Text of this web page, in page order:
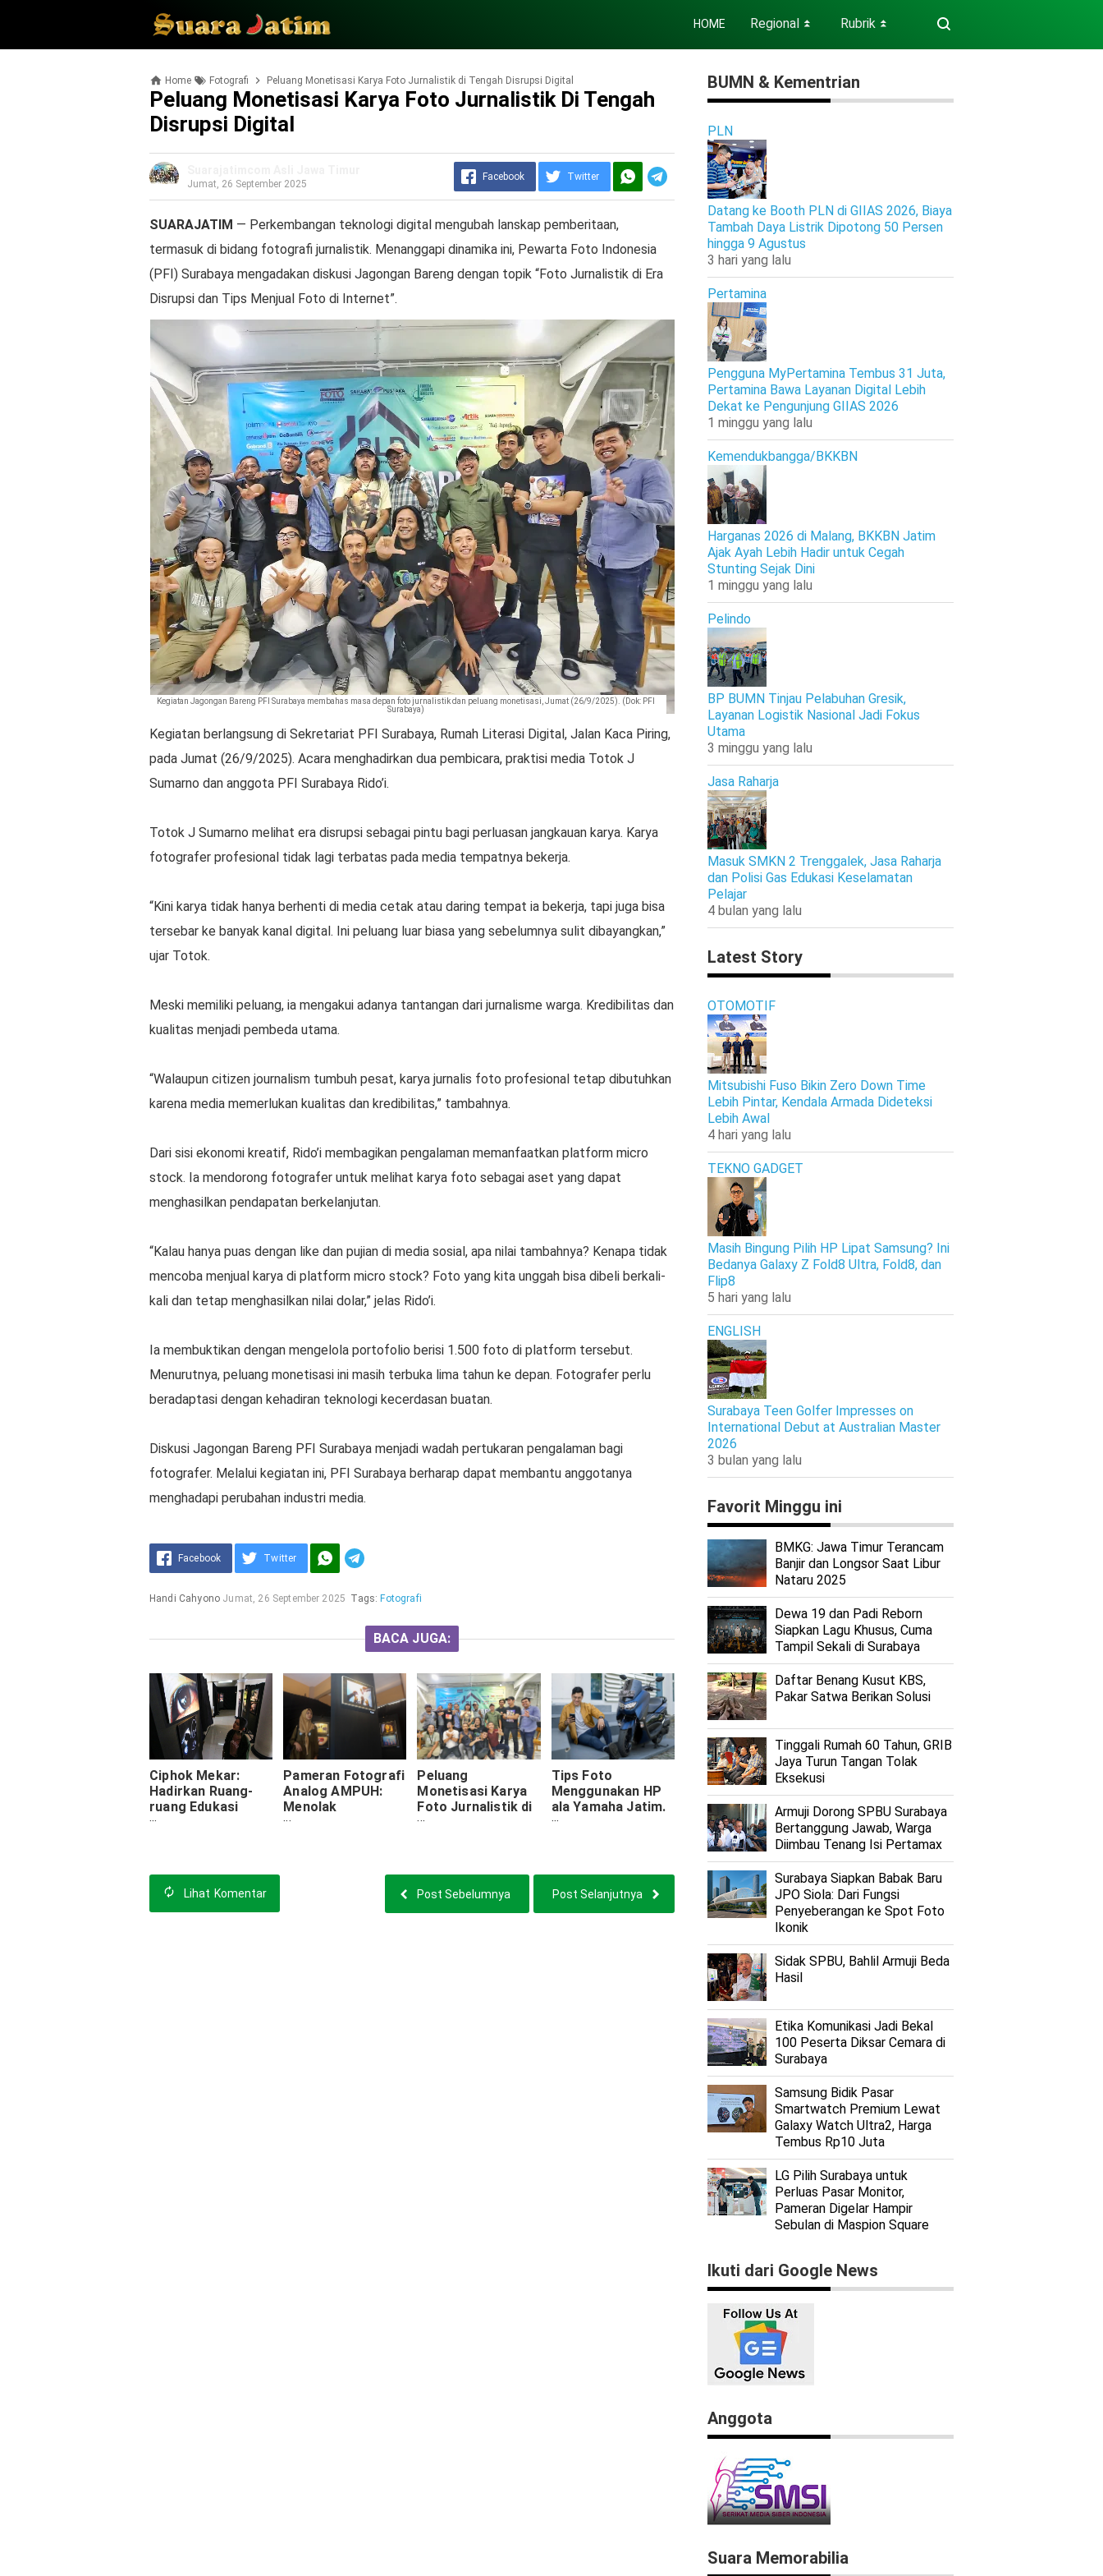
HOME Regional ⏬ Rubrik ⏬
Home Fotografi Peluang Monetisasi Karya Foto Jurnalistik di Tengah Disrupsi Digital
Peluang Monetisasi Karya Foto Jurnalistik Di Tengah
Disrupsi Digital
Jumat, 26 September 2025
Facebook Twitter
SUARAJATIM — Perkembangan teknologi digital mengubah lanskap pemberitaan,
termasuk di bidang fotografi jurnalistik. Menanggapi dinamika ini, Pewarta Foto Indonesia
(PFI) Surabaya mengadakan diskusi Jagongan Bareng dengan topik “Foto Jurnalistik di Era
Disrupsi dan Tips Menjual Foto di Internet”.
Kegiatan Jagongan Bareng PFI Surabaya membahas masa depan foto jurnalistik dan peluang monetisasi, Jumat (26/9/2025). (Dok: PFI
Surabaya)
Kegiatan berlangsung di Sekretariat PFI Surabaya, Rumah Literasi Digital, Jalan Kaca Piring,
pada Jumat (26/9/2025). Acara menghadirkan dua pembicara, praktisi media Totok J
Sumarno dan anggota PFI Surabaya Rido’i.
Totok J Sumarno melihat era disrupsi sebagai pintu bagi perluasan jangkauan karya. Karya
fotografer profesional tidak lagi terbatas pada media tempatnya bekerja.
“Kini karya tidak hanya berhenti di media cetak atau daring tempat ia bekerja, tapi juga bisa
tersebar ke banyak kanal digital. Ini peluang luar biasa yang sebelumnya sulit dibayangkan,”
ujar Totok.
Meski memiliki peluang, ia mengakui adanya tantangan dari jurnalisme warga. Kredibilitas dan
kualitas menjadi pembeda utama.
“Walaupun citizen journalism tumbuh pesat, karya jurnalis foto profesional tetap dibutuhkan
karena media memerlukan kualitas dan kredibilitas,” tambahnya.
Dari sisi ekonomi kreatif, Rido’i membagikan pengalaman memanfaatkan platform micro
stock. Ia mendorong fotografer untuk melihat karya foto sebagai aset yang dapat
menghasilkan pendapatan berkelanjutan.
“Kalau hanya puas dengan like dan pujian di media sosial, apa nilai tambahnya? Kenapa tidak
mencoba menjual karya di platform micro stock? Foto yang kita unggah bisa dibeli berkali-
kali dan tetap menghasilkan nilai dolar,” jelas Rido’i.
Ia membuktikan dengan mengelola portofolio berisi 1.500 foto di platform tersebut.
Menurutnya, peluang monetisasi ini masih terbuka lima tahun ke depan. Fotografer perlu
beradaptasi dengan kehadiran teknologi kecerdasan buatan.
Diskusi Jagongan Bareng PFI Surabaya menjadi wadah pertukaran pengalaman bagi
fotografer. Melalui kegiatan ini, PFI Surabaya berharap dapat membantu anggotanya
menghadapi perubahan industri media.
Facebook Twitter
Handi Cahyono Jumat, 26 September 2025 Tags: Fotografi
BACA JUGA:
Ciphok Mekar:
Hadirkan Ruang-
ruang Edukasi
Melalui Fotografi
Pameran Fotografi
Analog AMPUH:
Menolak
Kepunahan dalam
Peluang
Monetisasi Karya
Foto Jurnalistik di
Tengah Disrupsi
Tips Foto
Menggunakan HP
ala Yamaha Jatim.
Hadiah iPhone 12
Lihat Komentar Post Selanjutnya
Post Sebelumnya
BUMN & Kementrian
PLN
Datang ke Booth PLN di GIIAS 2026, Biaya
Tambah Daya Listrik Dipotong 50 Persen
hingga 9 Agustus
3 hari yang lalu
Pertamina
Pengguna MyPertamina Tembus 31 Juta,
Pertamina Bawa Layanan Digital Lebih
Dekat ke Pengunjung GIIAS 2026
1 minggu yang lalu
Kemendukbangga/BKKBN
Harganas 2026 di Malang, BKKBN Jatim
Ajak Ayah Lebih Hadir untuk Cegah
Stunting Sejak Dini
1 minggu yang lalu
Pelindo
BP BUMN Tinjau Pelabuhan Gresik,
Layanan Logistik Nasional Jadi Fokus
Utama
3 minggu yang lalu
Jasa Raharja
Masuk SMKN 2 Trenggalek, Jasa Raharja
dan Polisi Gas Edukasi Keselamatan
Pelajar
4 bulan yang lalu
Latest Story
OTOMOTIF
Mitsubishi Fuso Bikin Zero Down Time
Lebih Pintar, Kendala Armada Dideteksi
Lebih Awal
4 hari yang lalu
TEKNO GADGET
Masih Bingung Pilih HP Lipat Samsung? Ini
Bedanya Galaxy Z Fold8 Ultra, Fold8, dan
Flip8
5 hari yang lalu
ENGLISH
Surabaya Teen Golfer Impresses on
International Debut at Australian Master
2026
3 bulan yang lalu
Favorit Minggu ini
BMKG: Jawa Timur Terancam
Banjir dan Longsor Saat Libur
Nataru 2025
Dewa 19 dan Padi Reborn
Siapkan Lagu Khusus, Cuma
Tampil Sekali di Surabaya
Daftar Benang Kusut KBS,
Pakar Satwa Berikan Solusi
Tinggali Rumah 60 Tahun, GRIB
Jaya Turun Tangan Tolak
Eksekusi
Armuji Dorong SPBU Surabaya
Bertanggung Jawab, Warga
Diimbau Tenang Isi Pertamax
Surabaya Siapkan Babak Baru
JPO Siola: Dari Fungsi
Penyeberangan ke Spot Foto
Ikonik
Sidak SPBU, Bahlil Armuji Beda
Hasil
Etika Komunikasi Jadi Bekal
100 Peserta Diksar Cemara di
Surabaya
Samsung Bidik Pasar
Smartwatch Premium Lewat
Galaxy Watch Ultra2, Harga
Tembus Rp10 Juta
LG Pilih Surabaya untuk
Perluas Pasar Monitor,
Pameran Digelar Hampir
Sebulan di Maspion Square
Ikuti dari Google News
Anggota
Suara Memorabilia